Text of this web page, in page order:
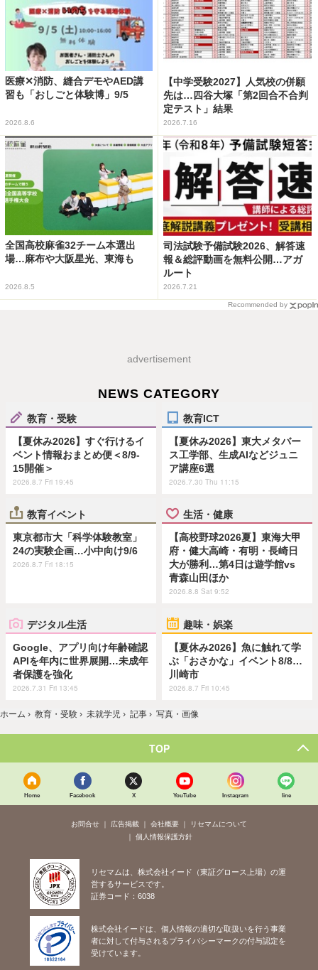
医療✕消防、縫合デモやAED講
習も「おしごと体験博」9/5
2026.8.6
【中学受験2027】人気校の併願
先は…四谷大塚「第2回合不合判
定テスト」結果
2026.7.16
全国高校麻雀32チーム本選出
場…麻布や大阪星光、東海も
2026.8.5
司法試験予備試験2026、解答速
報＆総評動画を無料公開…アガ
ルート
2026.7.21
Recommended by
advertisement
NEWS CATEGORY
教育・受験
【夏休み2026】すぐ行けるイ
ベント情報おまとめ便＜8/9-
15開催＞
2026.8.7 Fri 19:45
教育ICT
【夏休み2026】東大メタバー
ス工学部、生成AIなどジュニ
ア講座6選
2026.7.30 Thu 11:15
教育イベント
東京都市大「科学体験教室」
24の実験企画…小中向け9/6
2026.8.7 Fri 18:15
生活・健康
【高校野球2026夏】東海大甲
府・健大高崎・有明・長崎日
大が勝利…第4日は遊学館vs
青森山田ほか
2026.8.8 Sat 9:52
デジタル生活
Google、アプリ向け年齢確認
APIを年内に世界展開…未成年
者保護を強化
2026.7.31 Fri 13:45
趣味・娯楽
【夏休み2026】魚に触れて学
ぶ「おさかな」イベント8/8…
川崎市
2026.8.7 Fri 10:45
ホーム › 教育・受験 › 未就学児 › 記事 › 写真・画像
TOP
Home Facebook X YouTube Instagram line
お問合せ 広告掲載 会社概要
リセマムについて
個人情報保護方針
リセマムは、株式会社イード（東証グロース上場）の運
営するサービスです。
証券コード：6038
株式会社イードは、個人情報の適切な取扱いを行う事業
者に対して付与されるプライバシーマークの付与認定を
受けています。